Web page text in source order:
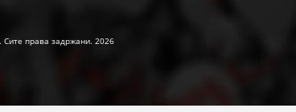
Сите права задржани. 2026